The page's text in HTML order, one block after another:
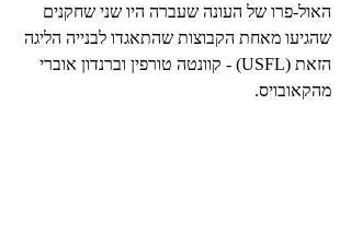
האול-פרו של העונה שעברה היו שני שחקנים
שהגיעו מאחת הקבוצות שהתאגדו לבנייה הליגה
הזאת (USFL) - קוונטה טורפין וברנדון אוברי
מהקאובויס.